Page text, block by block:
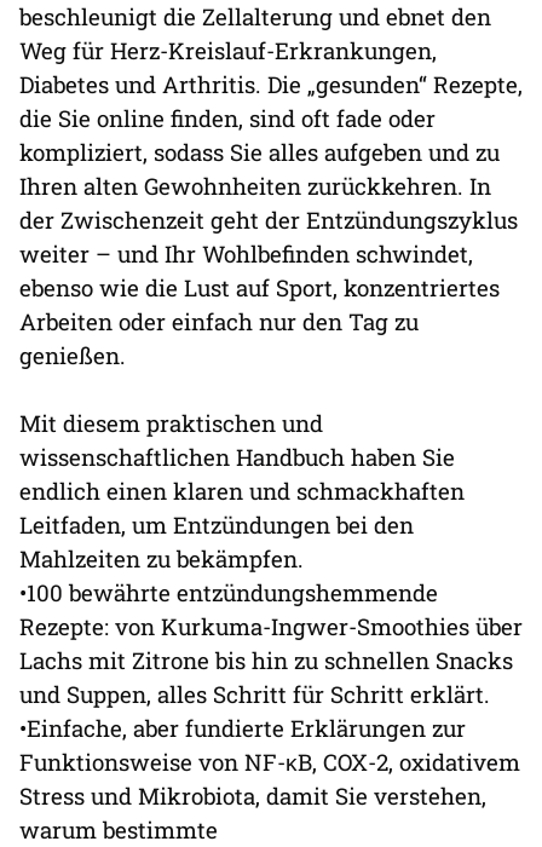
beschleunigt die Zellalterung und ebnet den
Weg für Herz-Kreislauf-Erkrankungen,
Diabetes und Arthritis. Die „gesunden“ Rezepte,
die Sie online finden, sind oft fade oder
kompliziert, sodass Sie alles aufgeben und zu
Ihren alten Gewohnheiten zurückkehren. In
der Zwischenzeit geht der Entzündungszyklus
weiter – und Ihr Wohlbefinden schwindet,
ebenso wie die Lust auf Sport, konzentriertes
Arbeiten oder einfach nur den Tag zu
genießen.
Mit diesem praktischen und
wissenschaftlichen Handbuch haben Sie
endlich einen klaren und schmackhaften
Leitfaden, um Entzündungen bei den
Mahlzeiten zu bekämpfen.
•100 bewährte entzündungshemmende
Rezepte: von Kurkuma-Ingwer-Smoothies über
Lachs mit Zitrone bis hin zu schnellen Snacks
und Suppen, alles Schritt für Schritt erklärt.
•Einfache, aber fundierte Erklärungen zur
Funktionsweise von NF-κB, COX-2, oxidativem
Stress und Mikrobiota, damit Sie verstehen,
warum bestimmte